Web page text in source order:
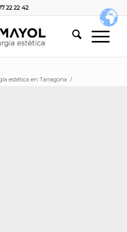
22 22 42
estética en Tarragona /